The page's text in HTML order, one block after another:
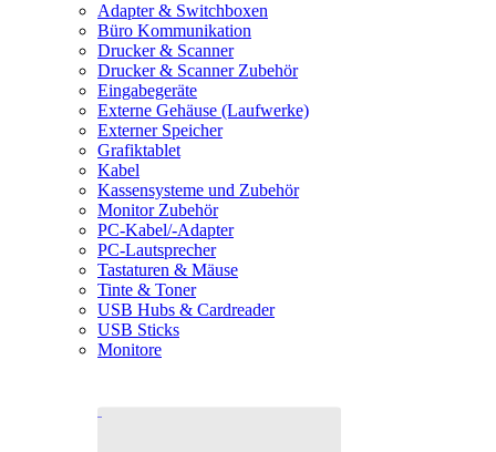
Adapter & Switchboxen
Büro Kommunikation
Drucker & Scanner
Drucker & Scanner Zubehör
Eingabegeräte
Externe Gehäuse (Laufwerke)
Externer Speicher
Grafiktablet
Kabel
Kassensysteme und Zubehör
Monitor Zubehör
PC-Kabel/-Adapter
PC-Lautsprecher
Tastaturen & Mäuse
Tinte & Toner
USB Hubs & Cardreader
USB Sticks
Monitore